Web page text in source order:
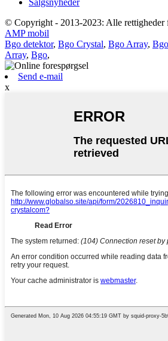
© Copyright - 2013-2023: Alle rettigheder
AMP mobil
Bgo detektor, Bgo Crystal, Bgo Array,
Array, Bgo,
Send e-mail
x